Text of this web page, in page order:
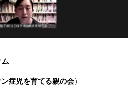
症児を育てる親の会）